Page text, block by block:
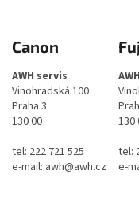
Canon
AWH servis
Vinohradská 100
Praha 3
130 00
tel: 222 721 525
e-mail: awh@awh.cz
130
tel:
e-